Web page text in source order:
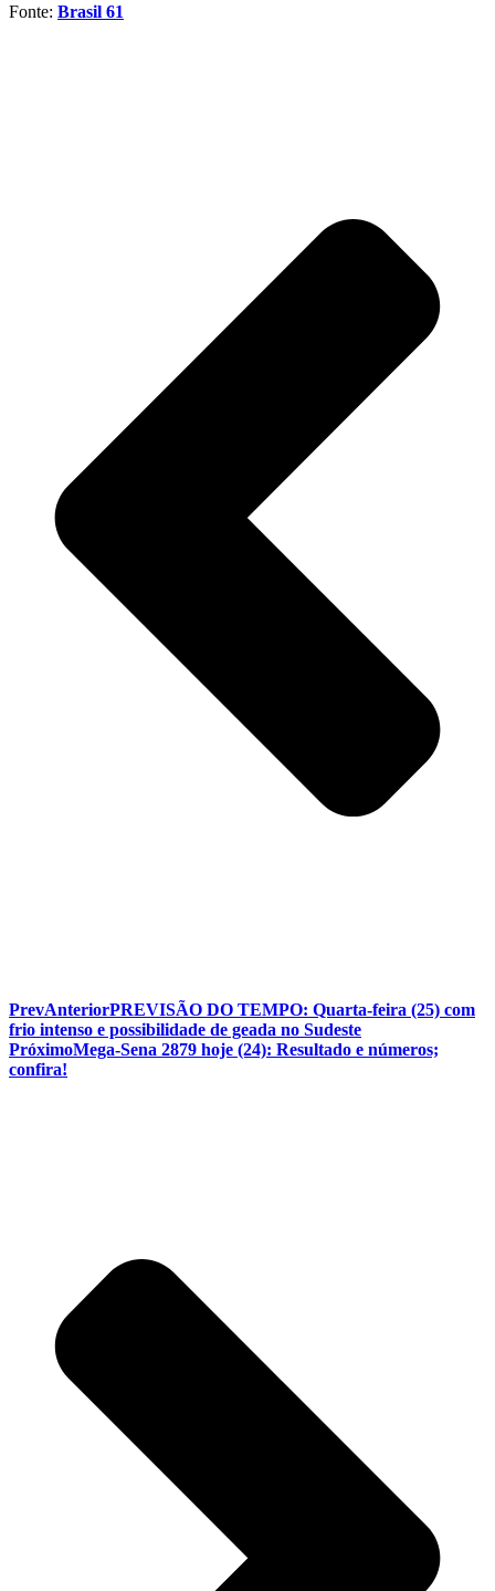
Fonte: Brasil 61
PrevAnteriorPREVISÃO DO TEMPO: Quarta-feira (25) com
frio intenso e possibilidade de geada no Sudeste
PróximoMega-Sena 2879 hoje (24): Resultado e números;
confira!